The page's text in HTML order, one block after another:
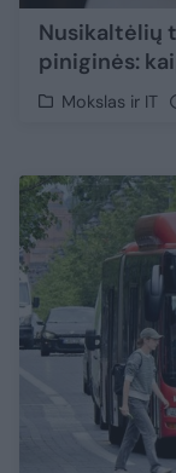
Nusikaltėlių
piniginės:
Mokslas ir IT